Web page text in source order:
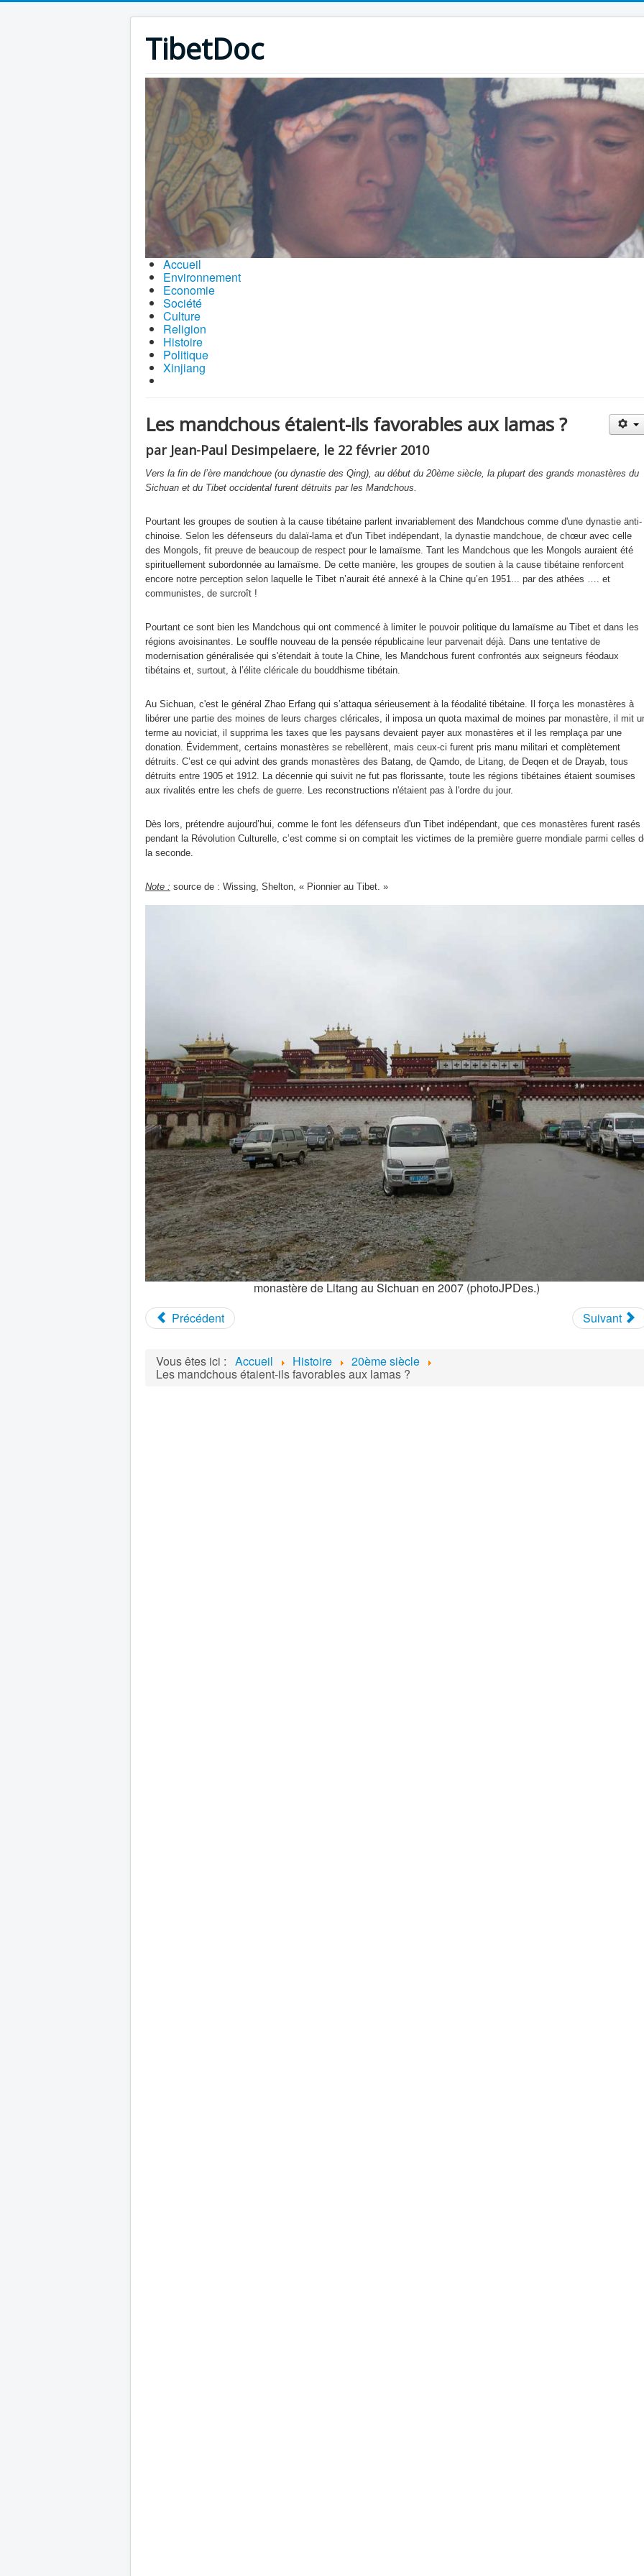
TibetDoc
Accueil
Environnement
Economie
Société
Culture
Religion
Histoire
Politique
Xinjiang
Les mandchous étaient-ils favorables aux lamas ?
par Jean-Paul Desimpelaere, le 22 février 2010
Vers la fin de l’ère mandchoue (ou dynastie des Qing), au début du 20ème siècle, la plupart des grands monastères du
Sichuan et du Tibet occidental furent détruits par les Mandchous.
Pourtant les groupes de soutien à la cause tibétaine parlent invariablement des Mandchous comme d'une dynastie anti-
chinoise. Selon les défenseurs du dalaï-lama et d'un Tibet indépendant, la dynastie mandchoue, de chœur avec celle
des Mongols, fit preuve de beaucoup de respect pour le lamaïsme. Tant les Mandchous que les Mongols auraient été
spirituellement subordonnée au lamaïsme. De cette manière, les groupes de soutien à la cause tibétaine renforcent
encore notre perception selon laquelle le Tibet n’aurait été annexé à la Chine qu’en 1951... par des athées …. et
communistes, de surcroît !
Pourtant ce sont bien les Mandchous qui ont commencé à limiter le pouvoir politique du lamaïsme au Tibet et dans les
régions avoisinantes. Le souffle nouveau de la pensée républicaine leur parvenait déjà. Dans une tentative de
modernisation généralisée qui s'étendait à toute la Chine, les Mandchous furent confrontés aux seigneurs féodaux
tibétains et, surtout, à l’élite cléricale du bouddhisme tibétain.
Au Sichuan, c'est le général Zhao Erfang qui s’attaqua sérieusement à la féodalité tibétaine. Il força les monastères à
libérer une partie des moines de leurs charges cléricales, il imposa un quota maximal de moines par monastère, il mit
terme au noviciat, il supprima les taxes que les paysans devaient payer aux monastères et il les remplaça par une
donation. Évidemment, certains monastères se rebellèrent, mais ceux-ci furent pris manu militari et complètement
détruits. C’est ce qui advint des grands monastères des Batang, de Qamdo, de Litang, de Deqen et de Drayab, tous
détruits entre 1905 et 1912. La décennie qui suivit ne fut pas florissante, toute les régions tibétaines étaient soumises
aux rivalités entre les chefs de guerre. Les reconstructions n'étaient pas à l'ordre du jour.
Dès lors, prétendre aujourd’hui, comme le font les défenseurs d'un Tibet indépendant, que ces monastères furent rasés
pendant la Révolution Culturelle, c’est comme si on comptait les victimes de la première guerre mondiale parmi celles
la seconde.
Note : source de : Wissing, Shelton, « Pionnier au Tibet. »
monastère de Litang au Sichuan en 2007 (photoJPDes.)
Précédent
Suivant
Vous êtes ici : Accueil Histoire 20ème siècle
Les mandchous étaient-ils favorables aux lamas ?